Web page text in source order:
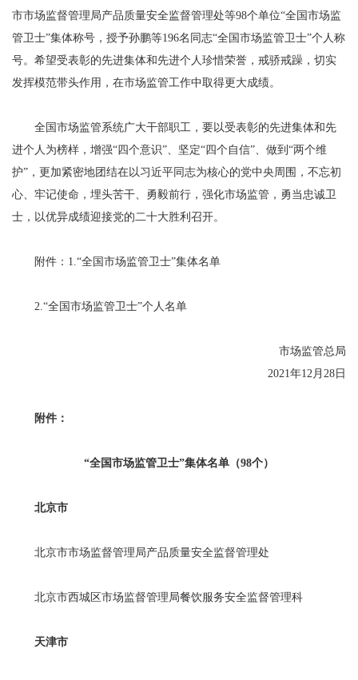
市市场监督管理局产品质量安全监督管理处等98个单位“全国市场监
管卫士”集体称号，授予孙鹏等196名同志“全国市场监管卫士”个人称
号。希望受表彰的先进集体和先进个人珍惜荣誉，戒骄戒躁，切实
发挥模范带头作用，在市场监管工作中取得更大成绩。
全国市场监管系统广大干部职工，要以受表彰的先进集体和先
进个人为榜样，增强“四个意识”、坚定“四个自信”、做到“两个维
护”，更加紧密地团结在以习近平同志为核心的党中央周围，不忘初
心、牢记使命，埋头苦干、勇毅前行，强化市场监管，勇当忠诚卫
士，以优异成绩迎接党的二十大胜利召开。
附件：1.“全国市场监管卫士”集体名单
2.“全国市场监管卫士”个人名单
市场监管总局
2021年12月28日
附件：
“全国市场监管卫士”集体名单（98个）
北京市
北京市市场监督管理局产品质量安全监督管理处
北京市西城区市场监督管理局餐饮服务安全监督管理科
天津市